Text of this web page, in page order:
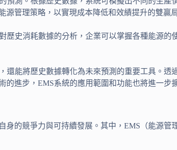
管理策略，以實現成本降低和效績提升的雙贏
史消耗數據的分析，企業可以掌握各種能源
能將歷史數據轉化為未來預測的重要工具。
進步，EMS系統的應用範圍和功能也將進一步
的競爭力與可持續發展。其中，EMS（能源